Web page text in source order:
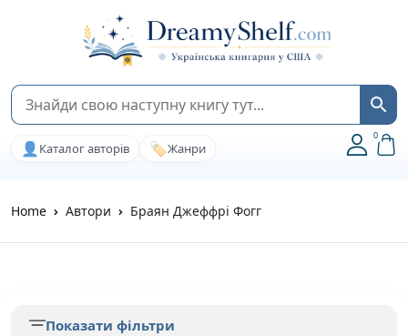
👤 Каталог авторів 🏷️Жанри
0
Home Автори Браян Джеффрі Фогг
Показати фільтри